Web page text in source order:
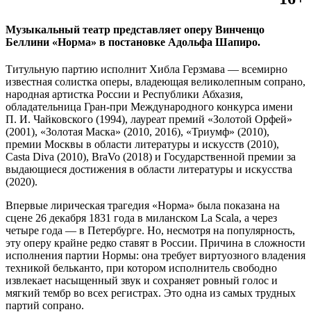
Музыкальный театр представляет оперу Винченцо
Беллини «Норма» в постановке Адольфа Шапиро.
Титульную партию исполнит Хибла Герзмава — всемирно
известная солистка оперы, владеющая великолепным сопрано,
народная артистка России и Республики Абхазия,
обладательница Гран-при Международного конкурса имени
П. И. Чайковского (1994), лауреат премий «Золотой Орфей»
(2001), «Золотая Маска» (2010, 2016), «Триумф» (2010),
премии Москвы в области литературы и искусств (2010),
Casta Diva (2010), BraVo (2018) и Государственной премии за
выдающиеся достижения в области литературы и искусства
(2020).
Впервые лирическая трагедия «Норма» была показана на
сцене 26 декабря 1831 года в миланском La Scala, а через
четыре года — в Петербурге. Но, несмотря на популярность,
эту оперу крайне редко ставят в России. Причина в сложности
исполнения партии Нормы: она требует виртуозного владения
техникой бельканто, при котором исполнитель свободно
извлекает насыщенный звук и сохраняет ровный голос и
мягкий тембр во всех регистрах. Это одна из самых трудных
партий сопрано.